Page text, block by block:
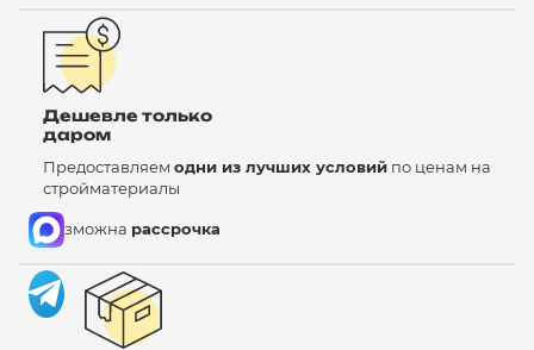
Дешевле только
даром
Предоставляем одни из лучших условий по ценам на
стройматериалы
Возможна рассрочка